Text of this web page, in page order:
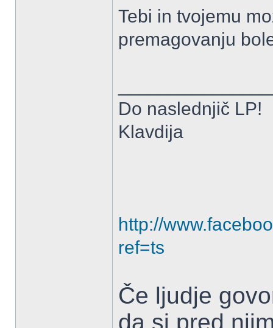
Tebi in tvojemu
premagovanju
Do naslednjič LP!
Klavdija
http://
ref=ts
Če ljudje
da si pred